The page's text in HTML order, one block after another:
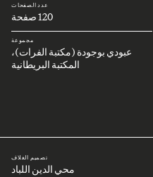
عدد الصفحات
120 صفحة
مجموعة
عبودي بوجودة (مكتبة الفرات)،
المكتبة البريطانية
تصميم الغلاف
محي الدين اللباد